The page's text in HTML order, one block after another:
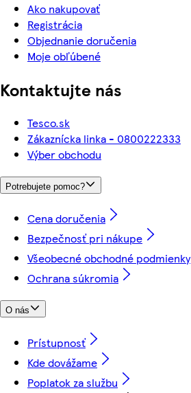
Ako nakupovať
Registrácia
Objednanie doručenia
Moje obľúbené
Kontaktujte nás
Tesco.sk
Zákaznícka linka - 0800222333
Výber obchodu
Potrebujete pomoc?
Cena doručenia
Bezpečnosť pri nákupe
Všeobecné obchodné podmienky
Ochrana súkromia
O nás
Prístupnosť
Kde dovážame
Poplatok za službu